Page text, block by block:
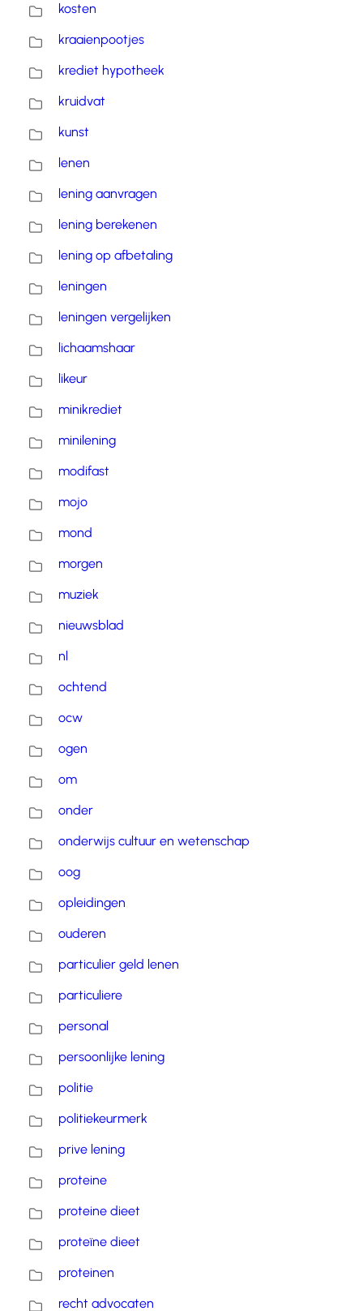
kosten
kraaienpootjes
krediet hypotheek
kruidvat
kunst
lenen
lening aanvragen
lening berekenen
lening op afbetaling
leningen
leningen vergelijken
lichaamshaar
likeur
minikrediet
minilening
modifast
mojo
mond
morgen
muziek
nieuwsblad
nl
ochtend
ocw
ogen
om
onder
onderwijs cultuur en wetenschap
oog
opleidingen
ouderen
particulier geld lenen
particuliere
personal
persoonlijke lening
politie
politiekeurmerk
prive lening
proteine
proteine dieet
proteïne dieet
proteinen
recht advocaten